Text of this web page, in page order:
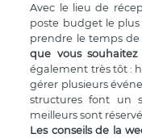
Avec le lieu de
poste budget le
prendre le temps de
que vous souhaitez
également très tôt :
gérer plusieurs
structures font un
meilleurs sont
Les conseils de la